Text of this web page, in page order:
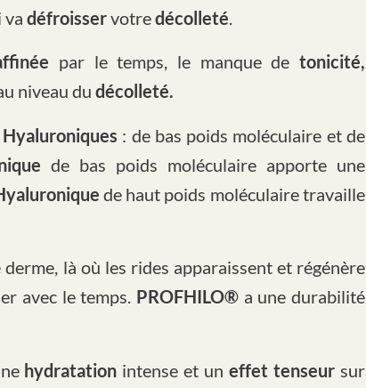
défroisservotredécolleté
par le temps, le manque detonicité,
niveau du décolleté.
: de bas poids moléculaire et de
de bas poids moléculaire apporte une
de haut poids moléculaire travaille
là où les rides apparaissent et régénère
avec le temps. PROFHILO® a une durabilité
hydratation intense et uneffet tenseur sur